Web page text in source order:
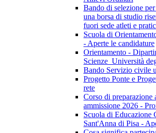
Bando di selezione per
una borsa di studio
fuori sede atleti e
Scuola di
- Aperte le candidature
Orientamento -
Scienze_Università
Bando Servizio civile
Progetto Ponte e
rete
Corso di preparazione
ammissione 2026 -
Scuola di Educazione
Sant'Anna di Pisa -